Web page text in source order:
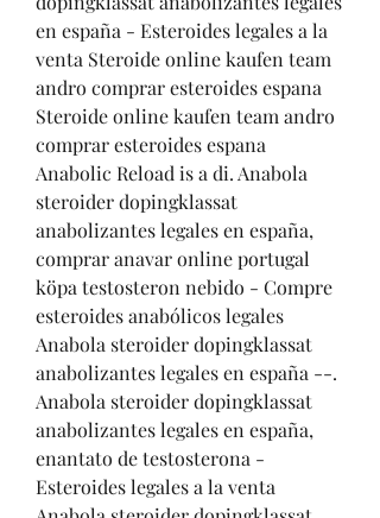
en españa - Esteroides legales a la
venta Steroide online kaufen team
andro comprar esteroides espana
Steroide online kaufen team andro
comprar esteroides espana
Anabolic Reload is a di. Anabola
steroider dopingklassat
anabolizantes legales en españa,
comprar anavar online portugal
köpa testosteron nebido - Compre
esteroides anabólicos legales
Anabola steroider dopingklassat
anabolizantes legales en españa --.
Anabola steroider dopingklassat
anabolizantes legales en españa,
enantato de testosterona -
Esteroides legales a la venta